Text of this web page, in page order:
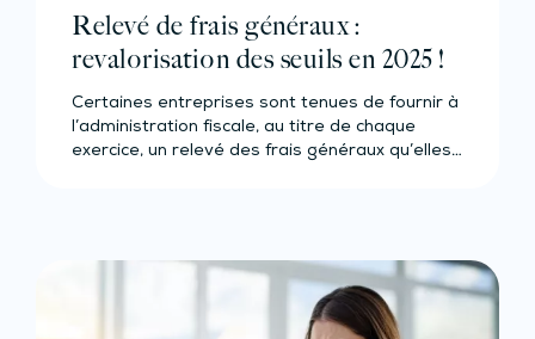
Relevé de frais généraux :
revalorisation des seuils en 2025 !
Certaines entreprises sont tenues de fournir à
l’administration fiscale, au titre de chaque
exercice, un relevé des frais généraux qu’elles…